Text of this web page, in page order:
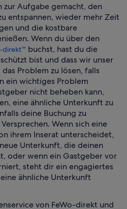
zur Aufgabe gemacht, den
entspannen, wieder mehr Zeit
und die kostbare
Wenn du über den
direkt™ buchst, hast du die
bist und dass wir unser
Problem zu lösen, falls
ein wichtiges Problem
nicht beheben kann,
eine ähnliche Unterkunft zu
deine Buchung zu
Wenn sich eine
ihrem Inserat unterscheidet,
Unterkunft, die deinen
oder wenn ein Gastgeber vor
steht dir ein engagiertes
ähnliche Unterkunft
von FeWo-direkt und